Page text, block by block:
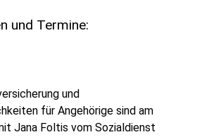
und Termine:
und
für Angehörige sind am
Jana Foltis vom Sozialdienst